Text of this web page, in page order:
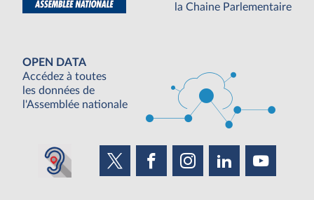
la Chaine Parlementaire
OPEN DATA
Accédez à toutes
les données de
l'Assemblée nationale